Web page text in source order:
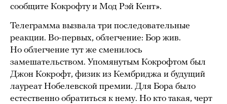
сообщите Кокрофту и Мод Рэй Кент».
Телеграмма вызвала три последовательные
реакции. Во-первых, облегчение: Бор жив.
Но облегчение тут же сменилось
замешательством. Упомянутым Кокрофтом был
Джон Кокрофт, физик из Кембриджа и будущий
лауреат Нобелевской премии. Для Бора было
естественно обратиться к нему. Но кто такая, черт